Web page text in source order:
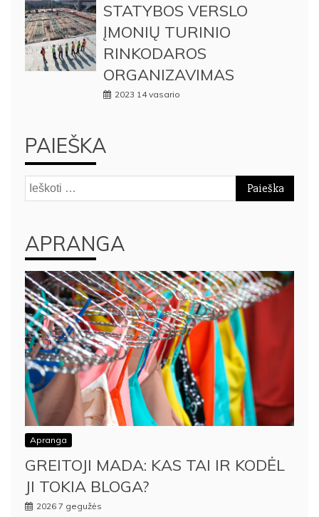
STATYBOS VERSLO
ĮMONIŲ TURINIO
RINKODAROS
ORGANIZAVIMAS
2023 14 vasario
PAIEŠKA
Ieškoti:
APRANGA
Apranga
GREITOJI MADA: KAS TAI IR KODĖL
JI TOKIA BLOGA?
2026 7 gegužės